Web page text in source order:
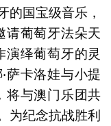
的国宝级音乐，
请葡萄牙法朵天
演绎葡萄牙的灵
萨卡洛娃与小提
将与澳门乐团共
为纪念抗战胜利